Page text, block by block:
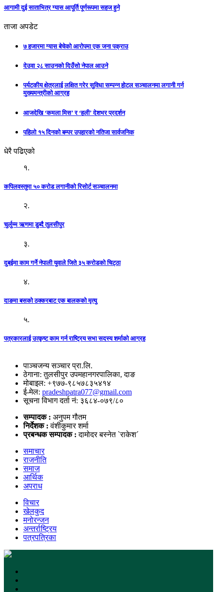
आगामी दुई साताभित्र ग्यास आपूर्ति पूर्णरूपमा सहज हुने
ताजा अपडेट
७ हजारमा ग्यास बेचेको आरोपमा एक जना पक्राउ
देउवा २८ साउनको दिउँसो नेपाल आउने
पर्यटकीय क्षेत्रलाई लक्षित गरेर सुविधा सम्पन्न होटल सञ्चालनमा लगानी गर्न
मुख्यमन्त्रीको आग्रह
आजदेखि ‘कमला मिस’ र ‘हली’ देशभर प्रदर्शन
पहिलो १५ दिनको बम्पर उपहारको नतिजा सार्वजनिक
धेरै पढिएको
१.
कपिलवस्तुमा ५० करोड लगानीको रिसोर्ट सञ्चालनमा
२.
चुर्लुम्म ऋणमा डुब्दै तुलसीपुर
३.
दुबईमा काम गर्ने नेपाली युवाले जिते ३५ करोडको चिट्ठा
४.
दाङमा बसको ठक्करबाट एक बालकको मृत्यु
५.
पत्रकारलाई उत्कृष्ट काम गर्न राष्ट्रिय सभा सदस्य शर्माको आग्रह
पाञ्चजन्य सञ्चार प्रा.लि.
ठेगाना: तुलसीपुर उपमहानगरपालिका, दाङ
मोबाइल: +९७७-९८५७८३५४१४
ई-मेल: pradeshpatra077@gmail.com
सूचना विभाग दर्ता नं: ३६८४-०७९/८०
सम्पादक : अनुपम गौतम
निर्देशक :वंशीकुमार शर्मा
प्रबन्धक सम्पादक :दामोदर बस्नेत `राकेश´
समाचार
राजनीति
समाज
आर्थिक
अपराध
विचार
खेलकुद
मनोरन्जन
अन्तर्राष्ट्रिय
पत्रपत्रिका